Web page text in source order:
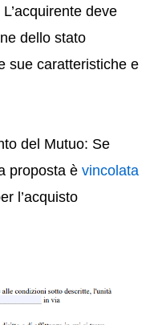
deve
dello stato
sue caratteristiche e
del Mutuo: Se
proposta èvincolata
l’acquisto